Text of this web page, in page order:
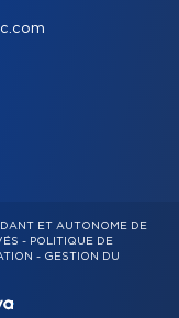
ET AUTONOME DE
- POLITIQUE DE
- GESTION DU